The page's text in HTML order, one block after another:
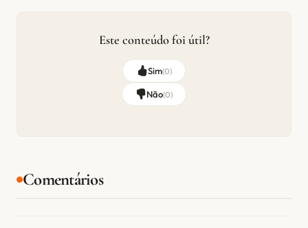
Este conteúdo foi útil?
Sim(0)
Não(0)
Comentários